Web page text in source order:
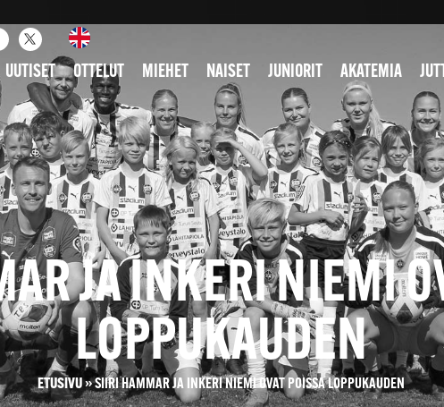
UUTISET OTTELUT MIEHET NAISET JUNIORIT AKATEMIA
JA INKERI NIEMI
LOPPUKAUDEN
ETUSIVU»SIIRI HAMMAR JA INKERI NIEMI OVAT POISSA LOPPUKAUDEN